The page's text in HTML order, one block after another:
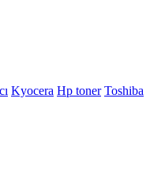
Kyocera Hp toner Toshiba